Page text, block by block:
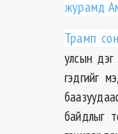
журамд
Трамп
улсын
гэдгийг
байдлыг